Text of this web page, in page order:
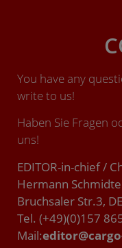
You have any
write to us!
Haben Sie Fragen
uns!
EDITOR-in-chief /
Hermann
Bruchsaler Str.3,
Tel. (+49)(0)157
Mail: